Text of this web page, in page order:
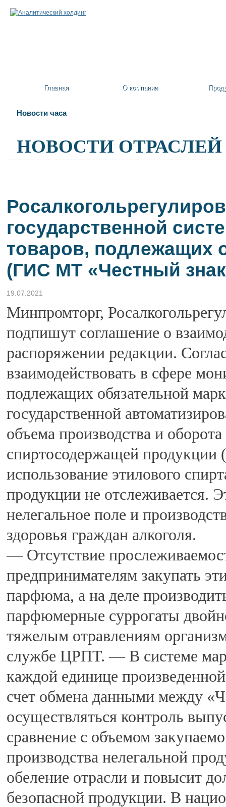
Главная О компании
Новости часа
НОВОСТИ ОТРАСЛЕЙ
государственной
товаров, подлежащих
(ГИС МТ «Честный
19.07.2021
Минпромторг,
подпишут соглашение о
распоряжении редакции.
взаимодействовать в сфере
подлежащих обязательной
государственной
объема производства и
спиртосодержащей
использование этилового
продукции не отслеживается.
нелегальное поле и
здоровья граждан алкоголя.
— Отсутствие
предпринимателям закупать
парфюма, а на деле
парфюмерные суррогаты
тяжелым отравлениям
службе ЦРПТ. — В системе
каждой единице
счет обмена данными между
осуществляться контроль
сравнение с объемом
производства нелегальной
обеление отрасли и повысит
безопасной продукции. В